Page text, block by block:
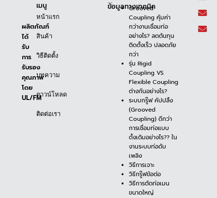
ผลิตภัณฑ์
ได้
รับ
การ
รับรอง
คุณภาพ
โดย
UL/FM
เมนู
หน้าแรก
สินค้า
วิธีติดตั้ง
บทความ
ดาวน์โหลด
ติดต่อเรา
ข้อมูลทางเทคนิค
Grooved
Coupling คุ้มค่า
กว่างานเชื่อมท่อ
อย่างไร? ลดต้นทุน
ติดตั้งเร็ว ปลอดภัย
กว่า
รุ่น Rigid
Coupling VS
Flexible Coupling
ต่างกันอย่างไร?
ระบบกรู๊ฟ คัปปลิ้ง
(Grooved
Coupling) ดีกว่า
การเชื่อมท่อแบบ
ดั้งเดิมอย่างไร?? ใน
งานระบบท่อดับ
เพลิง
วิธีการเจาะ
วิธีกรู๊ฟข้อต่อ
วิธีการตัดท่อเมน
ขนาดใหญ่